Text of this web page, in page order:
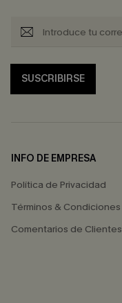
SUSCRIBIRSE
INFO DE EMPRESA
Política de Privacidad
Términos & Condiciones
Comentarios de Clientes